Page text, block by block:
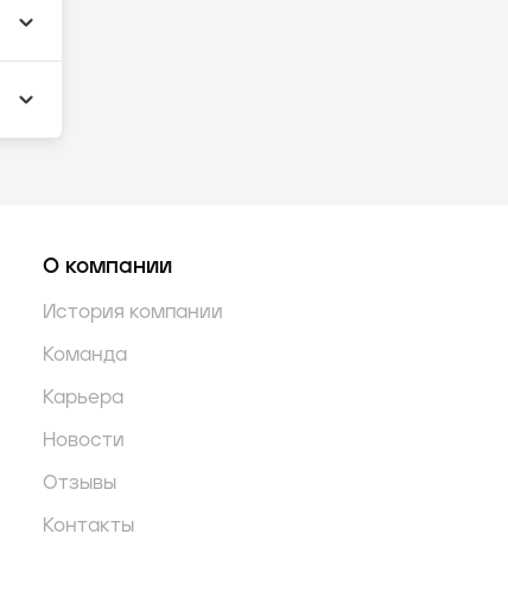
О компании
История компании
Команда
Карьера
Новости
Отзывы
Контакты